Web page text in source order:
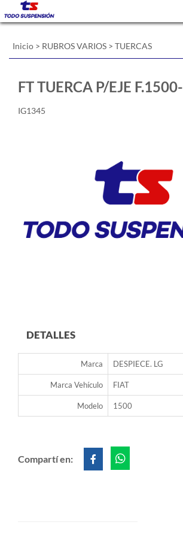
Inicio > RUBROS VARIOS > TUERCAS
FT TUERCA P/EJE F.1500-
IG1345
DETALLES
Marca DESPIECE. LG
Marca Vehículo FIAT
Modelo 1500
Compartí en: